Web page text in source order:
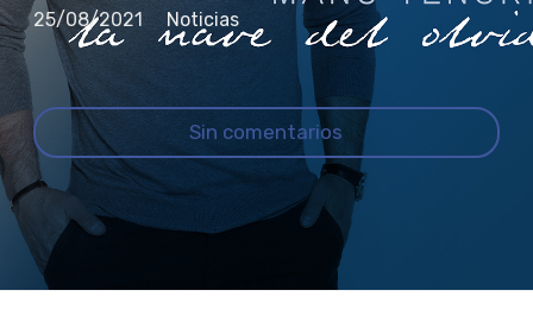
25/08/2021 Noticias
Sin comentarios